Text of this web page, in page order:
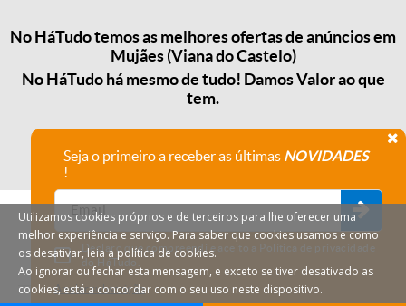
No HáTudo temos as melhores ofertas de anúncios em
Mujães (Viana do Castelo)
No HáTudo há mesmo de tudo! Damos Valor ao que
tem.
Seja o primeiro a receber as últimas NOVIDADES
!
Declaro que compreendi e aceito a Política de privacidade
do HáTudo.
Anular subscrição
Utilizamos cookies próprios e de terceiros para lhe oferecer uma
melhor experiência e serviço. Para saber que cookies usamos e como
os desativar, leia a política de cookies.
Ao ignorar ou fechar esta mensagem, e exceto se tiver desativado as
cookies, está a concordar com o seu uso neste dispositivo.